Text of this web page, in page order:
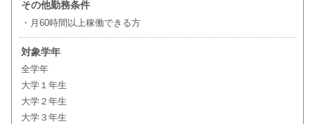
その他勤務条件
・月60時間以上稼働できる方
対象学年
全学年
大学１年生
大学２年生
大学３年生